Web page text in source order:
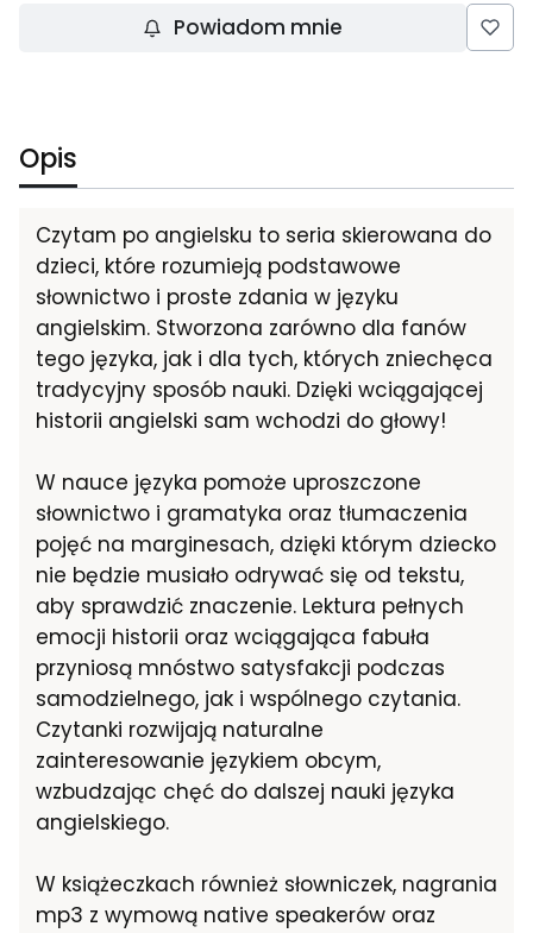
Powiadom mnie
Opis
Czytam po angielsku to seria skierowana do
dzieci, które rozumieją podstawowe
słownictwo i proste zdania w języku
angielskim. Stworzona zarówno dla fanów
tego języka, jak i dla tych, których zniechęca
tradycyjny sposób nauki. Dzięki wciągającej
historii angielski sam wchodzi do głowy!
W nauce języka pomoże uproszczone
słownictwo i gramatyka oraz tłumaczenia
pojęć na marginesach, dzięki którym dziecko
nie będzie musiało odrywać się od tekstu,
aby sprawdzić znaczenie. Lektura pełnych
emocji historii oraz wciągająca fabuła
przyniosą mnóstwo satysfakcji podczas
samodzielnego, jak i wspólnego czytania.
Czytanki rozwijają naturalne
zainteresowanie językiem obcym,
wzbudzając chęć do dalszej nauki języka
angielskiego.
W książeczkach również słowniczek, nagrania
mp3 z wymową native speakerów oraz